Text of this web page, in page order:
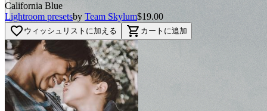
BEFORE
arrow_back_ios
arrow_forward_ios
AFTER
California Blue
Lightroom presetsby Team Skylum$19.00
favorite_border ウィッシュリストに加える shopping_cart カートに追加